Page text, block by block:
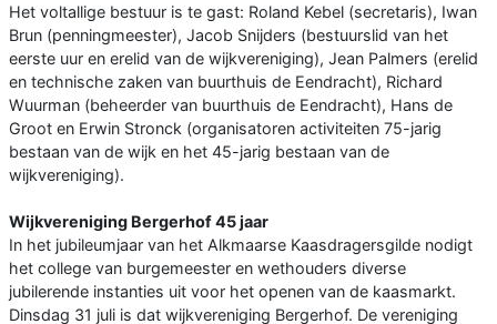
Het voltallige bestuur is te gast: Roland Kebel (secretaris), Iwan
Brun (penningmeester), Jacob Snijders (bestuurslid van het
eerste uur en erelid van de wijkvereniging), Jean Palmers (erelid
en technische zaken van buurthuis de Eendracht), Richard
Wuurman (beheerder van buurthuis de Eendracht), Hans de
Groot en Erwin Stronck (organisatoren activiteiten 75-jarig
bestaan van de wijk en het 45-jarig bestaan van de
wijkvereniging).
Wijkvereniging Bergerhof 45 jaar
In het jubileumjaar van het Alkmaarse Kaasdragersgilde nodigt
het college van burgemeester en wethouders diverse
jubilerende instanties uit voor het openen van de kaasmarkt.
Dinsdag 31 juli is dat wijkvereniging Bergerhof. De vereniging